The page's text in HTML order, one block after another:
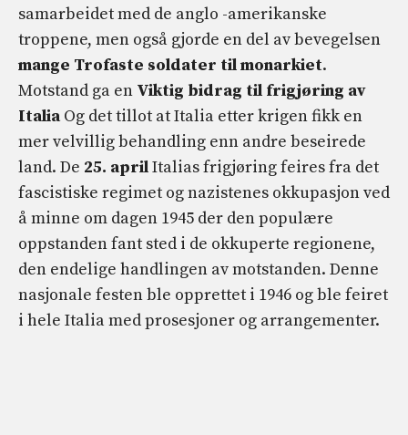
samarbeidet med de anglo -amerikanske
troppene, men også gjorde en del av bevegelsen
mange Trofaste soldater til monarkiet.
Motstand ga en Viktig bidrag til frigjøring av
Italia Og det tillot at Italia etter krigen fikk en
mer velvillig behandling enn andre beseirede
land. De 25. aprilItalias frigjøring feires fra det
fascistiske regimet og nazistenes okkupasjon ved
å minne om dagen 1945 der den populære
oppstanden fant sted i de okkuperte regionene,
den endelige handlingen av motstanden. Denne
nasjonale festen ble opprettet i 1946 og ble feiret
i hele Italia med prosesjoner og arrangementer.